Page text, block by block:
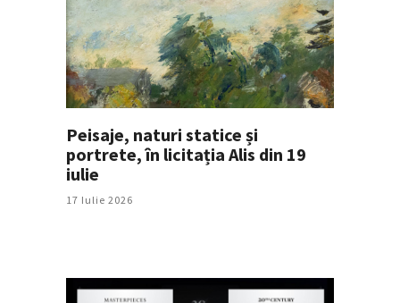
Peisaje, naturi statice și
portrete, în licitația Alis din 19
iulie
17 Iulie 2026